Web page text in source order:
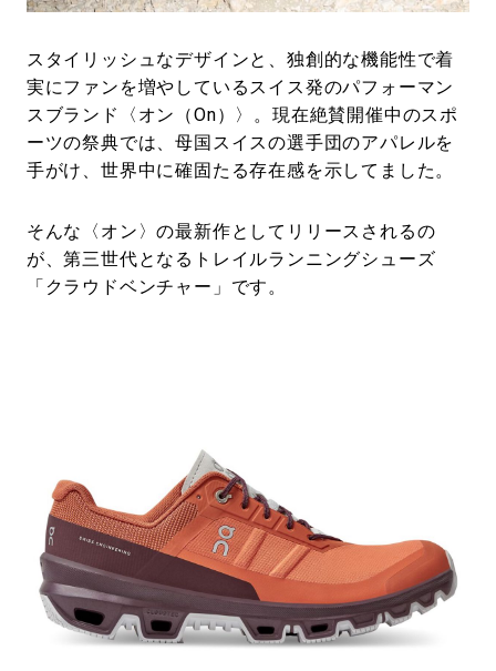
スタイリッシュなデザインと、独創的な機能性で着
実にファンを増やしているスイス発のパフォーマン
スブランド〈オン（On）〉。現在絶賛開催中のスポ
ーツの祭典では、母国スイスの選手団のアパレルを
手がけ、世界中に確固たる存在感を示してました。
そんな〈オン〉の最新作としてリリースされるの
が、第三世代となるトレイルランニングシューズ
「クラウドベンチャー」です。